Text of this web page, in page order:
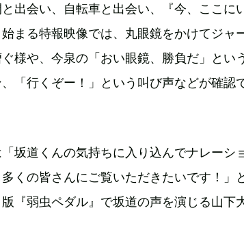
出会い、自転車と出会い、『今、ここに
まる特報映像では、丸眼鏡をかけてジャ
様や、今泉の「おい眼鏡、勝負だ」とい
「行くぞー！」という叫び声などが確認
坂道くんの気持ちに入り込んでナレーシ
くの皆さんにご覧いただきたいです！」
『弱虫ペダル』で坂道の声を演じる山下